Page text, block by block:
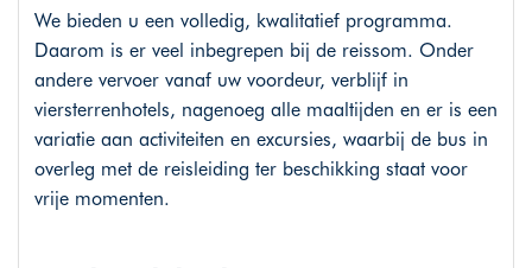
We bieden u een volledig, kwalitatief programma.
Daarom is er veel inbegrepen bij de reissom. Onder
andere vervoer vanaf uw voordeur, verblijf in
viersterrenhotels, nagenoeg alle maaltijden en er is een
variatie aan activiteiten en excursies, waarbij de bus in
overleg met de reisleiding ter beschikking staat voor
vrije momenten.